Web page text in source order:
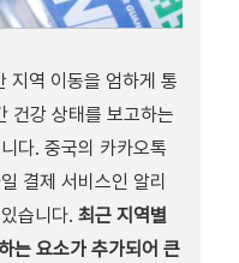
역 이동을 엄하게 통
건강 상태를 보고하는
다. 중국의 카카오톡
결제 서비스인 알리
습니다. 최근 지역별
는 요소가 추가되어 큰